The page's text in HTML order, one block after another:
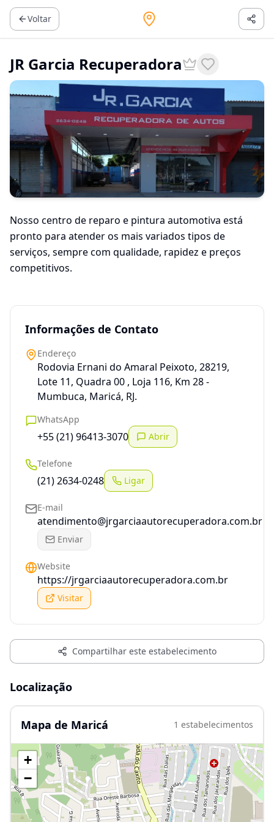
Voltar
JR Garcia Recuperadora
Nosso centro de reparo e pintura automotiva está
pronto para atender os mais variados tipos de
serviços, sempre com qualidade, rapidez e preços
competitivos.
Informações de Contato
Endereço
Rodovia Ernani do Amaral Peixoto, 28219,
Lote 11, Quadra 00 , Loja 116, Km 28 -
Mumbuca, Maricá, RJ.
WhatsApp
+55 (21) 96413-3070 Abrir
Telefone
(21) 2634-0248 Ligar
E-mail
atendimento@jrgarciaautorecuperadora.com.br
Enviar
Website
https://jrgarciaautorecuperadora.com.br
Visitar
Compartilhar este estabelecimento
Localização
Mapa de Maricá 1 estabelecimentos
+
−